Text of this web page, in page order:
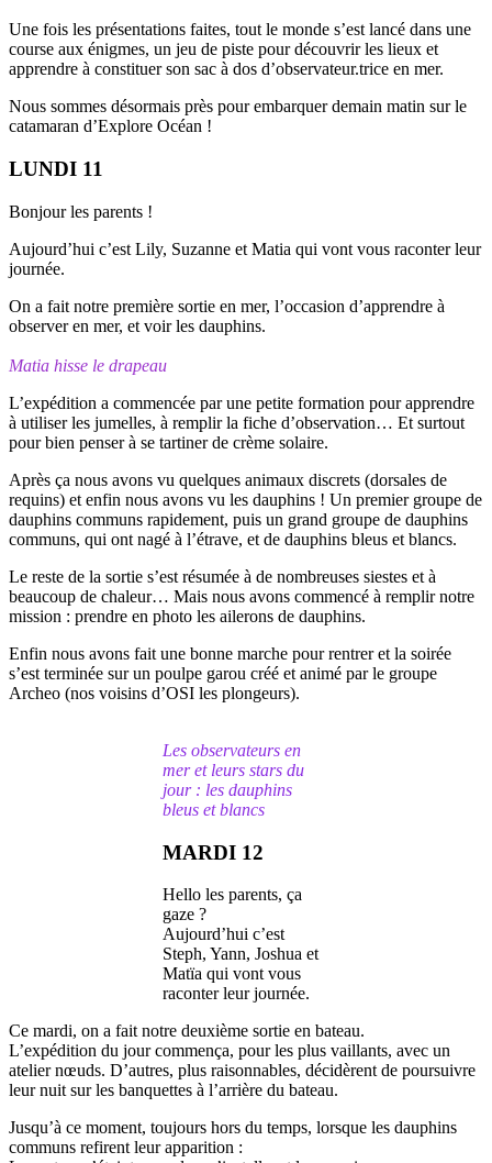
Une fois les présentations faites, tout le monde s’est lancé dans une
course aux énigmes, un jeu de piste pour découvrir les lieux et
apprendre à constituer son sac à dos d’observateur.trice en mer.
Nous sommes désormais près pour embarquer demain matin sur le
catamaran d’Explore Océan !
LUNDI 11
Bonjour les parents !
Aujourd’hui c’est Lily, Suzanne et Matia qui vont vous raconter leur
journée.
On a fait notre première sortie en mer, l’occasion d’apprendre à
observer en mer, et voir les dauphins.
Matia hisse le drapeau
L’expédition a commencée par une petite formation pour apprendre
à utiliser les jumelles, à remplir la fiche d’observation… Et surtout
pour bien penser à se tartiner de crème solaire.
Après ça nous avons vu quelques animaux discrets (dorsales de
requins) et enfin nous avons vu les dauphins ! Un premier groupe de
dauphins communs rapidement, puis un grand groupe de dauphins
communs, qui ont nagé à l’étrave, et de dauphins bleus et blancs.
Le reste de la sortie s’est résumée à de nombreuses siestes et à
beaucoup de chaleur… Mais nous avons commencé à remplir notre
mission : prendre en photo les ailerons de dauphins.
Enfin nous avons fait une bonne marche pour rentrer et la soirée
s’est terminée sur un poulpe garou créé et animé par le groupe
Archeo (nos voisins d’OSI les plongeurs).
Les observateurs en
mer et leurs stars du
jour : les dauphins
bleus et blancs
MARDI 12
Hello les parents, ça
gaze ?
Aujourd’hui c’est
Steph, Yann, Joshua et
Matïa qui vont vous
raconter leur journée.
Ce mardi, on a fait notre deuxième sortie en bateau.
L’expédition du jour commença, pour les plus vaillants, avec un
atelier nœuds. D’autres, plus raisonnables, décidèrent de poursuivre
leur nuit sur les banquettes à l’arrière du bateau.
Jusqu’à ce moment, toujours hors du temps, lorsque les dauphins
communs refirent leur apparition :